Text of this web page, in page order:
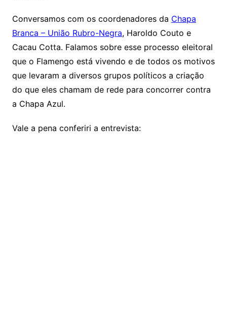
Conversamos com os coordenadores da Chapa
Branca – União Rubro-Negra, Haroldo Couto e
Cacau Cotta. Falamos sobre esse processo eleitoral
que o Flamengo está vivendo e de todos os motivos
que levaram a diversos grupos políticos a criação
do que eles chamam de rede para concorrer contra
a Chapa Azul.
Vale a pena conferiri a entrevista: